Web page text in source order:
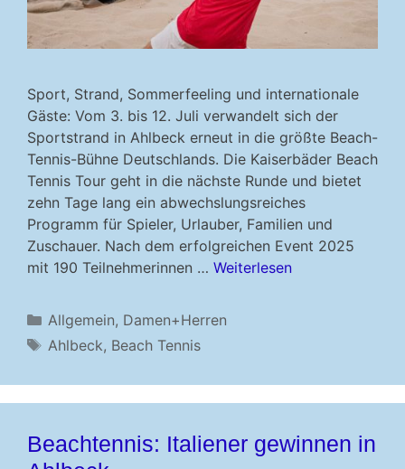
Sport, Strand, Sommerfeeling und internationale
Gäste: Vom 3. bis 12. Juli verwandelt sich der
Sportstrand in Ahlbeck erneut in die größte Beach-
Tennis-Bühne Deutschlands. Die Kaiserbäder Beach
Tennis Tour geht in die nächste Runde und bietet
zehn Tage lang ein abwechslungsreiches
Programm für Spieler, Urlauber, Familien und
Zuschauer. Nach dem erfolgreichen Event 2025
mit 190 Teilnehmerinnen … Weiterlesen
Kategorien
Allgemein, Damen+Herren
Schlagwörter
Ahlbeck, Beach Tennis
Beachtennis: Italiener gewinnen in